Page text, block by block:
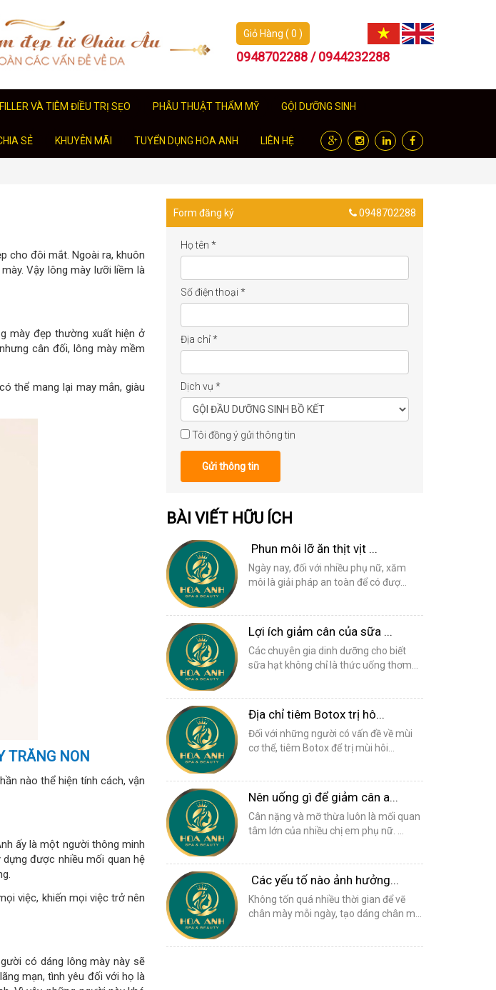
Giỏ Hàng ( 0 )
0948702288 / 0944232288
VÀ TIÊM ĐIỀU TRỊ SẸO PHẪU THUẬT THẨM MỸ GỘI DƯỠNG SINH
SẺ KHUYỄN MÃI TUYỂN DỤNG HOA ANH LIÊN HỆ
cho đôi mắt. Ngoài ra, khuôn
Vậy lông mày lưỡi liềm là
mày đẹp thường xuất hiện ở
cân đối, lông mày mềm
thể mang lại may mắn, giàu
TRĂNG NON
nào thể hiện tính cách, vận
ấy là một người thông minh
được nhiều mối quan hệ
việc, khiến mọi việc trở nên
có dáng lông mày này sẽ
mạn, tình yêu đối với họ là
Form đăng ký 0948702288
Họ tên *
Số điện thoại *
Địa chỉ*
Dịch vụ *
Tôi đồng ý gửi thông tin
Gửi thông tin
BÀI VIẾT HỮU ÍCH
Phun môi lỡ ăn thịt vịt ...
Ngày nay, đối với nhiều phụ nữ, xăm
môi là giải pháp an toàn để có đượ...
Lợi ích giảm cân của sữa ...
Các chuyên gia dinh dưỡng cho biết
sữa hạt không chỉ là thức uống thơm...
Địa chỉ tiêm Botox trị hô...
Đối với những người có vấn đề về mùi
cơ thể, tiêm Botox để trị mùi hôi...
Nên uống gì để giảm cân a...
Cân nặng và mỡ thừa luôn là mối quan
tâm lớn của nhiều chị em phụ nữ. ...
Các yếu tố nào ảnh hưởng...
Không tốn quá nhiều thời gian để vẽ
chân mày mỗi ngày, tạo dáng chân m...